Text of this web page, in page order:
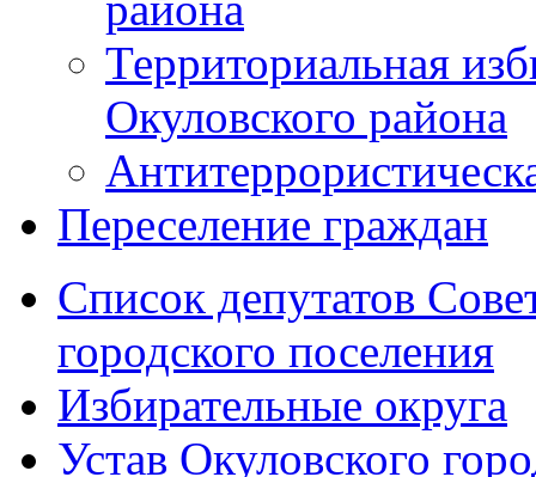
Территориальная
Окуловского района
Переселение граждан
Список депутатов
городского поселения
Избирательные округа
Устав Окуловского